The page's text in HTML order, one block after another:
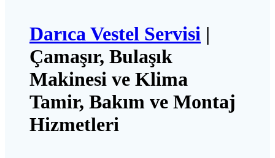
Darıca Vestel Servisi |
Çamaşır, Bulaşık
Makinesi ve Klima
Tamir, Bakım ve Montaj
Hizmetleri